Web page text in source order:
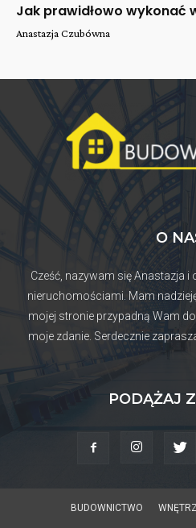
Jak prawidłowo wykonać
Anastazja Czubówna
O
Cześć, nazywam się Anastazja i
nieruchomościami. Mam
mojej stronie przypadną Wam
moje zdanie. Serdecznie
PODĄŻAJ
BUDOWNICTWO